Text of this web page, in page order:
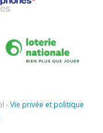
-Vie privée et politique